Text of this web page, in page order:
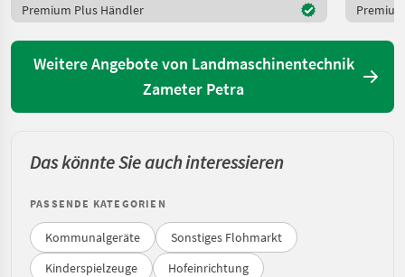
Premium Plus Händler
Weitere Angebote von Landmaschinentechnik
Zameter Petra
Das könnte Sie auch interessieren
PASSENDE KATEGORIEN
Kommunalgeräte
Sonstiges Flohmarkt
Kinderspielzeuge
Hofeinrichtung